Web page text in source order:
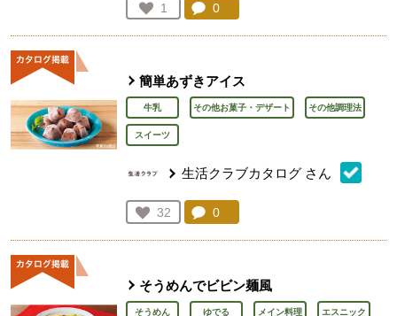
お気に入り登録：
1
人が登録
コメント：
0
簡単あずきアイス
牛乳 その他お菓子・デザート その他調理法
スイーツ
生活クラブカタログ さん
お気に入り登録：
32
人が登録
コメント：
0
そうめんでビビン麺風
そうめん ゆでる メイン料理 エスニック